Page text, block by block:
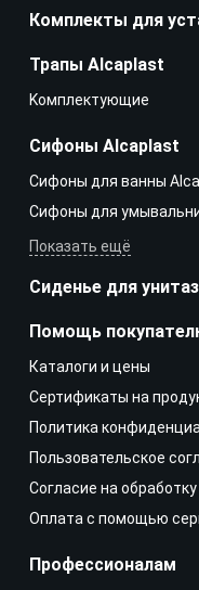
Комплекты для
Трапы Alcaplast
Kомплектующие
Сифоны Alcaplast
Сифоны для ванны
Сифоны для
Показать ещё
Сиденье для
Помощь
Каталоги и цены
Сертификаты на
Политика
Пользовательское
Согласие на
Оплата с помощью
Профессионалам